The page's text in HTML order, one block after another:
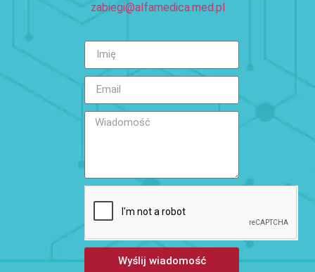
zabiegi@alfamedica.med.pl
Wyślij wiadomość